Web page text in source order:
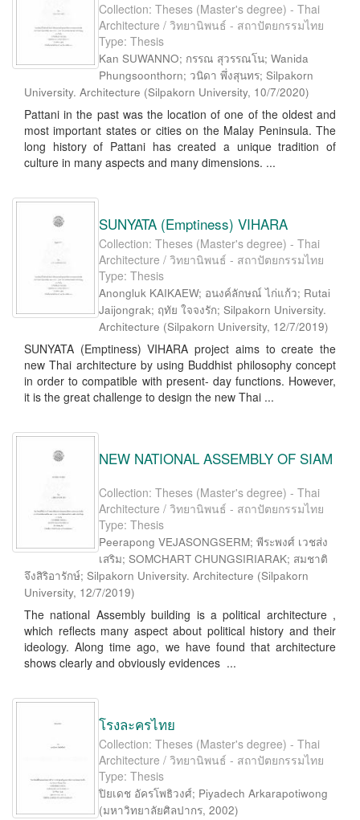
Collection: Theses (Master's degree) - Thai
Architecture / วิทยานิพนธ์ - สถาปัตยกรรมไทย
Type: Thesis
Kan SUWANNO; กรรณ สุวรรณโน; Wanida
Phungsoonthorn; วนิดา พึ่งสุนทร; Silpakorn
University. Architecture (Silpakorn University, 10/7/2020)
Pattani in the past was the location of one of the oldest and
most important states or cities on the Malay Peninsula. The
long history of Pattani has created a unique tradition of
culture in many aspects and many dimensions. ...
SUNYATA (Emptiness) VIHARA
Collection: Theses (Master's degree) - Thai
Architecture / วิทยานิพนธ์ - สถาปัตยกรรมไทย
Type: Thesis
Anongluk KAIKAEW; อนงค์ลักษณ์ ไก่แก้ว; Rutai
Jaijongrak; ฤทัย ใจจงรัก; Silpakorn University.
Architecture (Silpakorn University, 12/7/2019)
SUNYATA (Emptiness) VIHARA project aims to create the
new Thai architecture by using Buddhist philosophy concept
in order to compatible with present- day functions. However,
it is the great challenge to design the new Thai ...
NEW NATIONAL ASSEMBLY OF SIAM
Collection: Theses (Master's degree) - Thai
Architecture / วิทยานิพนธ์ - สถาปัตยกรรมไทย
Type: Thesis
Peerapong VEJASONGSERM; พีระพงศ์ เวชส่ง
เสริม; SOMCHART CHUNGSIRIARAK; สมชาติ
จึงสิริอารักษ์; Silpakorn University. Architecture (Silpakorn
University, 12/7/2019)
The national Assembly building is a political architecture ,
which reflects many aspect about political history and their
ideology. Along time ago, we have found that architecture
shows clearly and obviously evidences ...
โรงละครไทย
Collection: Theses (Master's degree) - Thai
Architecture / วิทยานิพนธ์ - สถาปัตยกรรมไทย
Type: Thesis
ปิยเดช อัครโพธิวงศ์; Piyadech Arkarapotiwong
(มหาวิทยาลัยศิลปากร, 2002)